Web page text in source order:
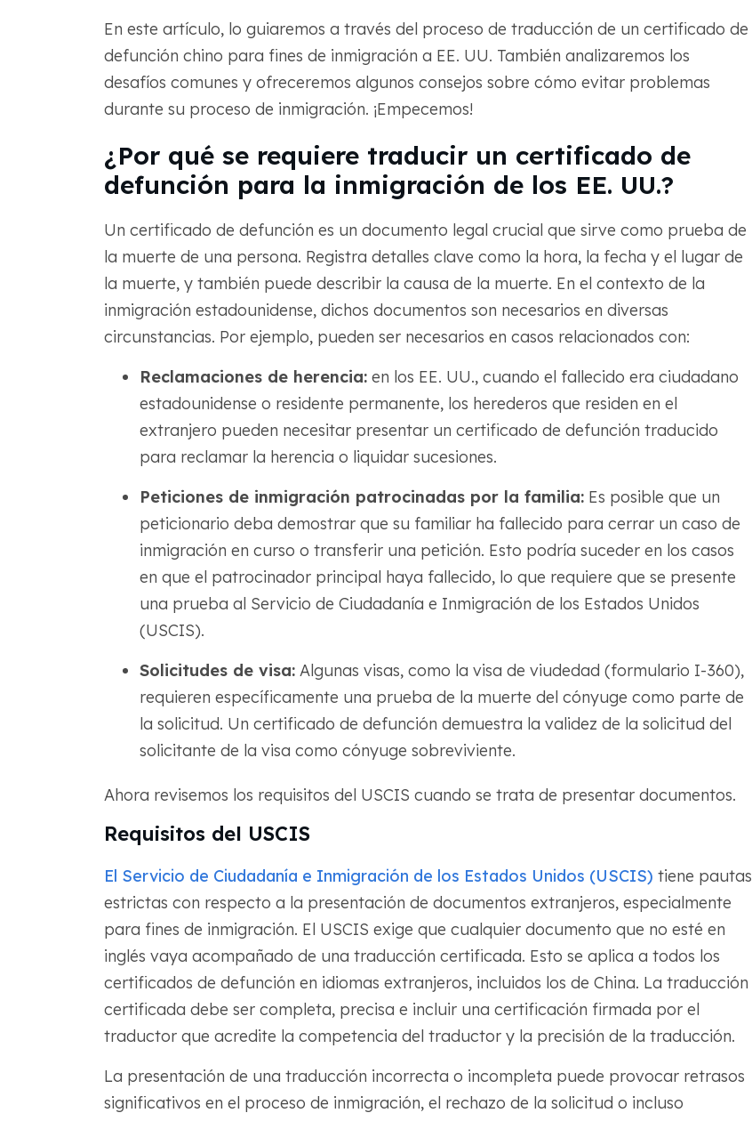
En este artículo, lo guiaremos a través del proceso de traducción de un certificado de
defunción chino para fines de inmigración a EE. UU. También analizaremos los
desafíos comunes y ofreceremos algunos consejos sobre cómo evitar problemas
durante su proceso de inmigración. ¡Empecemos!
¿Por qué se requiere traducir un certificado de
defunción para la inmigración de los EE. UU.?
Un certificado de defunción es un documento legal crucial que sirve como prueba de
la muerte de una persona. Registra detalles clave como la hora, la fecha y el lugar de
la muerte, y también puede describir la causa de la muerte. En el contexto de la
inmigración estadounidense, dichos documentos son necesarios en diversas
circunstancias. Por ejemplo, pueden ser necesarios en casos relacionados con:
Reclamaciones de herencia:en los EE. UU., cuando el fallecido era ciudadano
estadounidense o residente permanente, los herederos que residen en el
extranjero pueden necesitar presentar un certificado de defunción traducido
para reclamar la herencia o liquidar sucesiones.
Peticiones de inmigración patrocinadas por la familia:Es posible que un
peticionario deba demostrar que su familiar ha fallecido para cerrar un caso de
inmigración en curso o transferir una petición. Esto podría suceder en los casos
en que el patrocinador principal haya fallecido, lo que requiere que se presente
una prueba al Servicio de Ciudadanía e Inmigración de los Estados Unidos
(USCIS).
Solicitudes de visa:Algunas visas, como la visa de viudedad (formulario I-360),
requieren específicamente una prueba de la muerte del cónyuge como parte de
la solicitud. Un certificado de defunción demuestra la validez de la solicitud del
solicitante de la visa como cónyuge sobreviviente.
Ahora revisemos los requisitos del USCIS cuando se trata de presentar documentos.
Requisitos del USCIS
El Servicio de Ciudadanía e Inmigración de los Estados Unidos (USCIS) tiene pautas
estrictas con respecto a la presentación de documentos extranjeros, especialmente
para fines de inmigración. El USCIS exige que cualquier documento que no esté en
inglés vaya acompañado de una traducción certificada. Esto se aplica a todos los
certificados de defunción en idiomas extranjeros, incluidos los de China. La traducción
certificada debe ser completa, precisa e incluir una certificación firmada por el
traductor que acredite la competencia del traductor y la precisión de la traducción.
La presentación de una traducción incorrecta o incompleta puede provocar retrasos
significativos en el proceso de inmigración, el rechazo de la solicitud o incluso